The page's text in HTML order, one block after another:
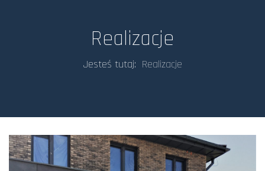
Realizacje
Jesteś tutaj: Realizacje